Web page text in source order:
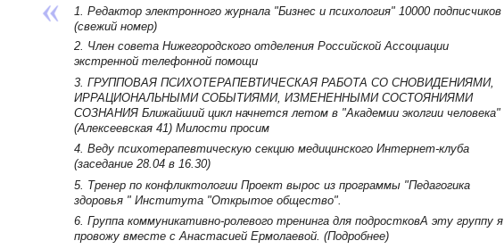
1. Редактор электронного журнала "Бизнес и психология" 10000 подписчиков
(свежий номер)
2. Член совета Нижегородского отделения Российской Ассоциации
экстренной телефонной помощи
3. ГРУППОВАЯ ПСИХОТЕРАПЕВТИЧЕСКАЯ РАБОТА СО СНОВИДЕНИЯМИ,
ИРРАЦИОНАЛЬНЫМИ СОБЫТИЯМИ, ИЗМЕНЕННЫМИ СОСТОЯНИЯМИ
СОЗНАНИЯ Ближайший цикл начнется летом в "Академии эколгии человека"
(Алексеевская 41) Милости просим
4. Веду психотерапевтическую секцию медицинского Интернет-клуба
(заседание 28.04 в 16.30)
5. Тренер по конфликтологии Проект вырос из программы "Педагогика
здоровья " Института "Открытое общество".
6. Группа коммуникативно-ролевого тренинга для подростковА эту группу я
провожу вместе с Анастасией Ермолаевой. (Подробнее)